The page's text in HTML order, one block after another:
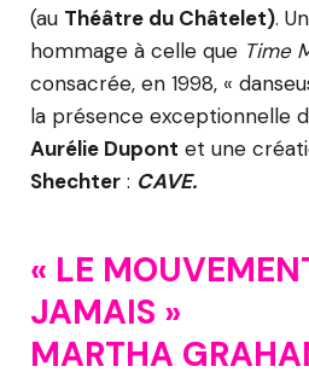
(au Théâtre du Châtelet).
hommage à celle que Time
consacrée, en 1998, «
la présence exceptionnelle
Aurélie Dupont et une
Shechter : CAVE.
« LE
JAMAIS »
MARTHA